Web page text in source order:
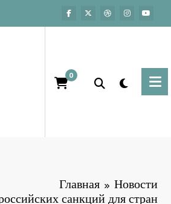
0
Главная
Новости
санкций для стран